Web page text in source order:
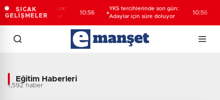
SICAK
GELİŞMELER
son gün:
süre doluyor
YKS tercihlerinde son gün:
Adaylar için süre doluyor
Eğitim Haberleri
1,592 haber